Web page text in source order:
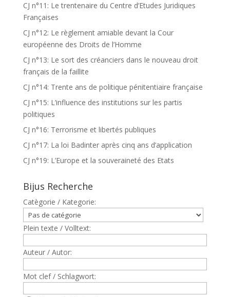
CJ n°11: Le trentenaire du Centre d’Etudes Juridiques
Françaises
CJ n°12: Le règlement amiable devant la Cour
européenne des Droits de l’Homme
CJ n°13: Le sort des créanciers dans le nouveau droit
français de la faillite
CJ n°14: Trente ans de politique pénitentiaire française
CJ n°15: L’influence des institutions sur les partis
politiques
CJ n°16: Terrorisme et libertés publiques
CJ n°17: La loi Badinter après cinq ans d’application
CJ n°19: L’Europe et la souveraineté des Etats
Bijus Recherche
Catègorie / Kategorie:
Plein texte / Volltext:
Auteur / Autor:
Mot clef / Schlagwort: